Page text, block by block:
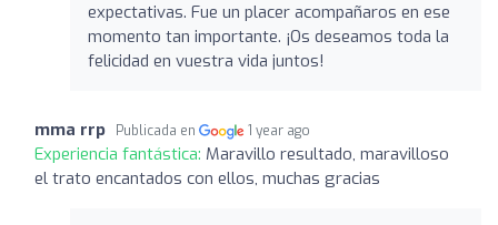
expectativas. Fue un placer acompañaros en ese
momento tan importante. ¡Os deseamos toda la
felicidad en vuestra vida juntos!
mma rrp Publicada en 1 year ago
Experiencia fantástica: Maravillo resultado, maravilloso
el trato encantados con ellos, muchas gracias